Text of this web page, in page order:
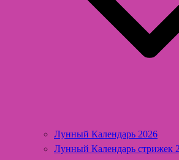
Лунный Календарь 2026
Лунный Календарь стрижек